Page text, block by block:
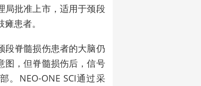
局批准上市，适用于颈段
患者。
段脊髓损伤患者的大脑仍
图，但脊髓损伤后，信号
。NEO-ONE SCI通过采